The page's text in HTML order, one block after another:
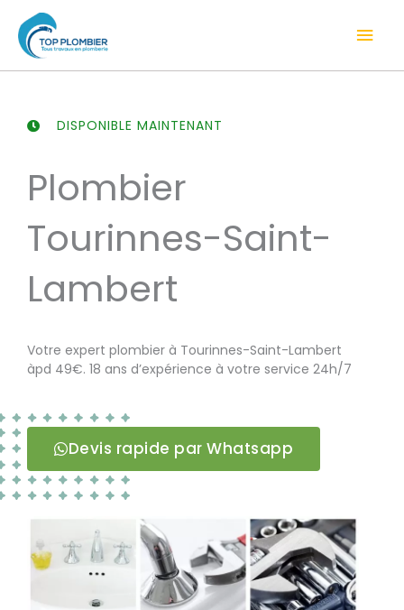
contenu
DISPONIBLE MAINTENANT
Plombier
Tourinnes-Saint-
Lambert
Votre expert plombier à Tourinnes-Saint-Lambert
àpd 49€. 18 ans d’expérience à votre service 24h/7
Devis rapide par Whatsapp